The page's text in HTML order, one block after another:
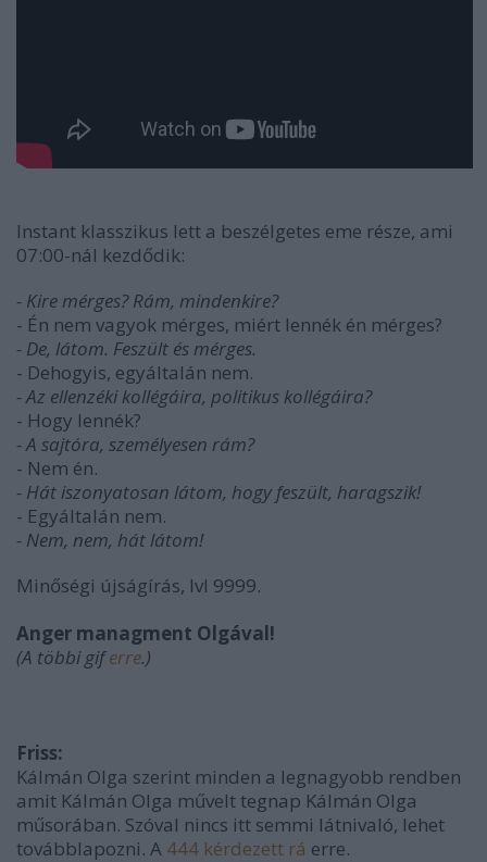
Instant klasszikus lett a beszélgetes eme része, ami
07:00-nál kezdődik:
- Kire mérges? Rám, mindenkire?
- Én nem vagyok mérges, miért lennék én mérges?
- De, látom. Feszült és mérges.
- Dehogyis, egyáltalán nem.
- Az ellenzéki kollégáira, politikus kollégáira?
- Hogy lennék?
- A sajtóra, személyesen rám?
- Nem én.
- Hát iszonyatosan látom, hogy feszült, haragszik!
- Egyáltalán nem.
- Nem, nem, hát látom!
Minőségi újságírás, lvl 9999.
Anger managment Olgával!
(A többi giferre.)
Friss:
Kálmán Olga szerint minden a legnagyobb rendben
amit Kálmán Olga művelt tegnap Kálmán Olga
műsorában. Szóval nincs itt semmi látnivaló, lehet
továbblapozni. A 444 kérdezett rá erre.